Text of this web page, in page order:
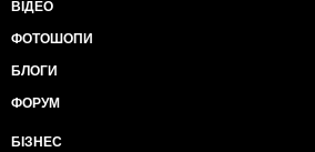
ВІДЕО
ФОТОШОПИ
БЛОГИ
ФОРУМ
БІЗНЕС